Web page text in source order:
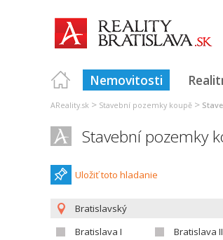
Nemovitosti
AReality.sk > Stavební pozemky koupě >
Stavební pozemky
Uložiť toto hladanie
Bratislavský
Bratislava I
Bratislava II